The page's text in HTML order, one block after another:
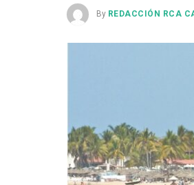
By REDACCIÓN RCA